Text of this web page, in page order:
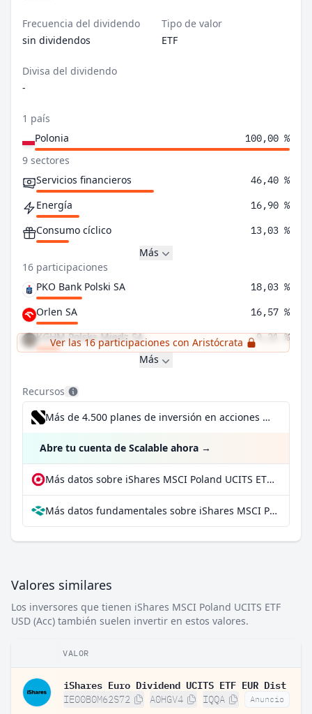
Frecuencia del dividendo
sin dividendos
Tipo de valor
ETF
Divisa del dividendo
-
1 país
Polonia
100,00 %
9 sectores
Servicios financieros
46,40 %
Energía 16,90 %
Consumo cíclico 13,03 %
Más
16 participaciones
PKO Bank Polski SA
18,03 %
Orlen SA 16,57 %
KGHM Polska Miedz SA 9,21 %
Ver las 16 participaciones con Aristócrata
Más
Recursos
Más de 4.500 planes de inversión en acciones desde 1 €
Abre tu cuenta de Scalable ahora →
Más datos sobre iShares MSCI Poland UCITS ETF USD (Acc) en extraETF
Más datos fundamentales sobre iShares MSCI Poland UCITS ETF USD (Acc) en Parqet
Valores similares
Los inversores que tienen iShares MSCI Poland UCITS ETF
USD (Acc) también suelen invertir en estos valores.
VALOR
iShares Euro Dividend UCITS ETF EUR Dist
IE00B0M62S72 A0HGV4 IQQA Anuncio